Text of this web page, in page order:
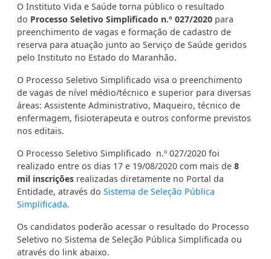
O Instituto Vida e Saúde torna público o resultado
do Processo Seletivo Simplificado n.º 027/2020 para
preenchimento de vagas e formação de cadastro de
reserva para atuação junto ao Serviço de Saúde geridos
pelo Instituto no Estado do Maranhão.
O Processo Seletivo Simplificado visa o preenchimento
de vagas de nível médio/técnico e superior para diversas
áreas: Assistente Administrativo, Maqueiro, técnico de
enfermagem, fisioterapeuta e outros conforme previstos
nos editais.
O Processo Seletivo Simplificado n.º 027/2020 foi
realizado entre os dias 17 e 19/08/2020 com mais de 8
mil inscrições realizadas diretamente no Portal da
Entidade, através do Sistema de Seleção Pública
Simplificada.
Os candidatos poderão acessar o resultado do Processo
Seletivo no Sistema de Seleção Pública Simplificada ou
através do link abaixo.